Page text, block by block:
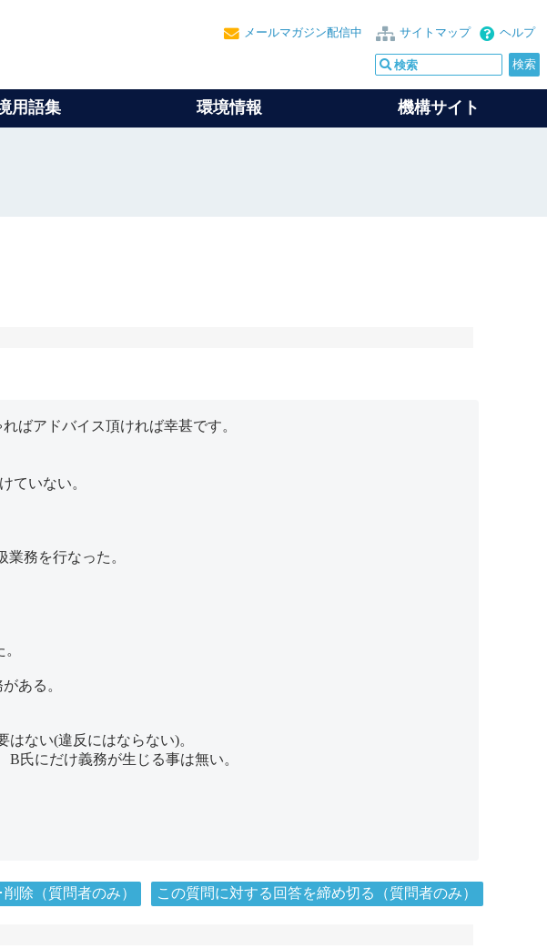
ヘルプ
サイトマップ
メールマガジン配信中
用語集 環境情報 機構サイト
ばアドバイス頂ければ幸甚です。
ていない。
務を行なった。
ある。
ない(違反にはならない)。
にだけ義務が生じる事は無い。
除（質問者のみ） この質問に対する回答を締め切る（質問者のみ）